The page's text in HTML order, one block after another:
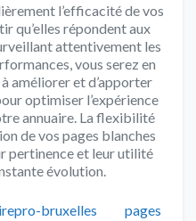
l’efficacité de vos
qu’elles répondent aux
attentivement les
vous serez en
améliorer et d’apporter
optimiser l’expérience
annuaire. La flexibilité
de vos pages blanches
pertinence et leur utilité
évolution.
bruxelles Catégories
pages